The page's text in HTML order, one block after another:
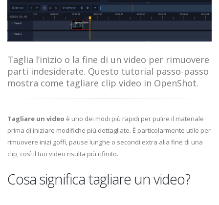
Taglia l’inizio o la fine di un video per rimuovere
parti indesiderate. Questo tutorial passo-passo
mostra come tagliare clip video in OpenShot.
Tagliare un video è uno dei modi più rapidi per pulire il materiale
prima di iniziare modifiche più dettagliate. È particolarmente utile per
rimuovere inizi goffi, pause lunghe o secondi extra alla fine di una
clip, così il tuo video risulta più rifinito.
Cosa significa tagliare un video?